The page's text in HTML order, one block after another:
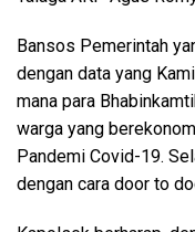
Bansos Pemerintah
dengan data yang
mana para
warga yang
Pandemi Covid-19.
dengan cara door to